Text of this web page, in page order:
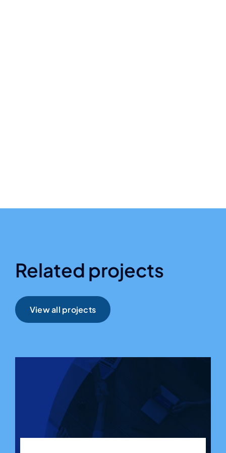
Related projects
View all projects